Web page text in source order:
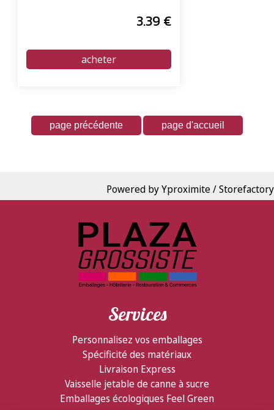
3.39 €
Powered by Yproximite / Storefactory
Services
Personnalisez vos emballages
Spécificité des matériaux
Livraison Express
Vaisselle jetable de canne à sucre
Emballages écologiques Feel Green